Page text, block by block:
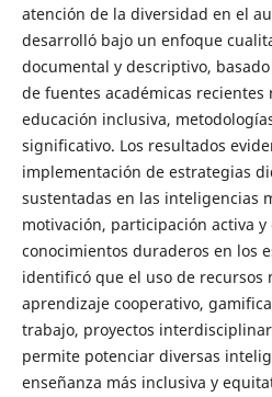
atención de la diversidad en el
desarrolló bajo un enfoque
documental y descriptivo,
de fuentes académicas recientes
educación inclusiva,
significativo. Los resultados
implementación de estrategias
sustentadas en las inteligencias
motivación, participación activa
conocimientos duraderos en los
identificó que el uso de recursos
aprendizaje cooperativo,
trabajo, proyectos
permite potenciar diversas
enseñanza más inclusiva y